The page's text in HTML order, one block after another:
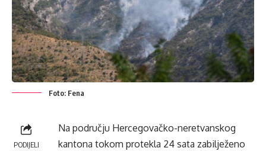
Foto: Fena
PODIJELI
Na području Hercegovačko-neretvanskog
kantona tokom protekla 24 sata zabilježeno